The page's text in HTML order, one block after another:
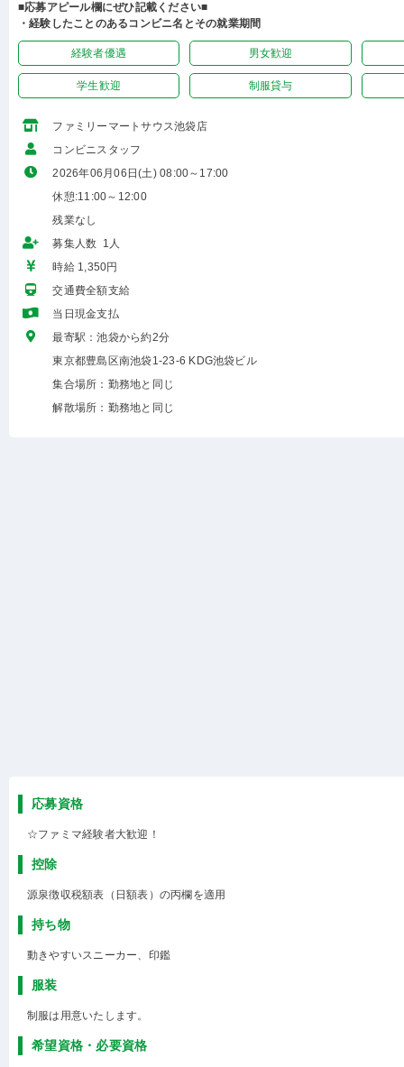
■応募アピール欄にぜひ記載ください■
・経験したことのあるコンビニ名とその就業期間
経験者優遇 男女歓迎
学生歓迎 制服貸与
ファミリーマートサウス池袋店
コンビニスタッフ
2026年06月06日(土) 08:00～17:00
休憩:11:00～12:00
残業なし
募集人数 1人
時給 1,350円
交通費全額支給
当日現金支払
最寄駅：池袋から約2分
東京都豊島区南池袋1-23-6 KDG池袋ビル
集合場所：勤務地と同じ
解散場所：勤務地と同じ
応募資格
☆ファミマ経験者大歓迎！
控除
源泉徴収税額表（日額表）の丙欄を適用
持ち物
動きやすいスニーカー、印鑑
服装
制服は用意いたします。
希望資格・必要資格